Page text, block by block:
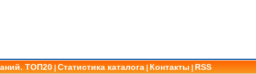
ТОП20 Статистика каталога Контакты
RSS